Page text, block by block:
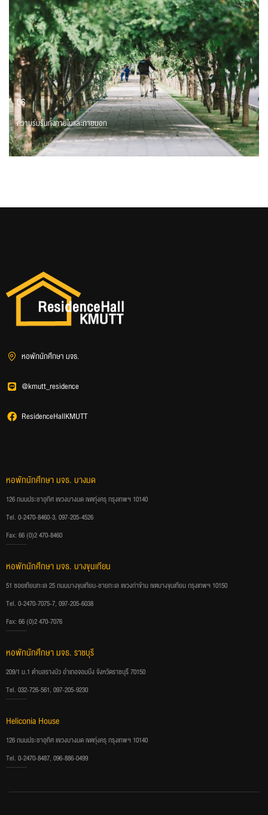
06
ความร่มรื่นทั้งภายในและภายนอก
หอพักนักศึกษา มจธ.
@kmutt_residence
ResidenceHallKMUTT
หอพักนักศึกษา มจธ. บางมด
126 ถนนประชาอุทิศ แขวงบางมด เขตทุ่งครุ กรุงเทพฯ 10140
Tel. 0-2470-8460-3, 097-205-4526
Fax: 66 (0)2 470-8460
หอพักนักศึกษา มจธ. บางขุนเทียน
51 ซอยเทียนทะเล 25 ถนนบางขุนเทียน-ชายทะเล แขวงท่าข้าม เขตบางขุนเทียน กรุงเทพฯ 10150
Tel. 0-2470-7075-7, 097-205-6038
Fax: 66 (0)2 470-7076
หอพักนักศึกษา มจธ. ราชบุรี
209/1 ม.1 ตำบลรางบัว อำเภอจอมบึง จังหวัดราชบุรี 70150
Tel. 032-726-561, 097-205-9230
Heliconia House
126 ถนนประชาอุทิศ แขวงบางมด เขตทุ่งครุ กรุงเทพฯ 10140
Tel. 0-2470-8487, 096-886-0499